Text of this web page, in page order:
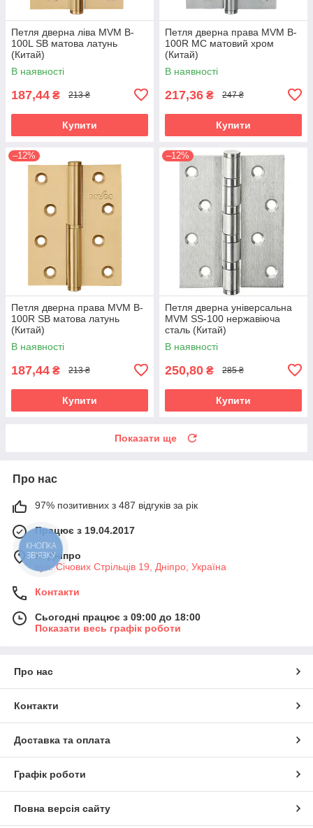
Петля дверна ліва MVM B-
100L SB матова латунь
(Китай)
В наявності
187,44 ₴ 213 ₴
Купити
Петля дверна права MVM B-
100R MC матовий хром
(Китай)
В наявності
217,36 ₴ 247 ₴
Купити
–12%
Петля дверна права MVM B-
100R SB матова латунь
(Китай)
В наявності
187,44 ₴ 213 ₴
Купити
–12%
Петля дверна універсальна
MVM SS-100 нержавіюча
сталь (Китай)
В наявності
250,80 ₴ 285 ₴
Купити
Показати ще
Про нас
97% позитивних з 487 відгуків за рік
Працює з 19.04.2017
м. Дніпро
вул. Січових Стрільців 19, Дніпро, Україна
Контакти
Сьогодні працює з 09:00 до 18:00
Показати весь графік роботи
Про нас
Контакти
Доставка та оплата
Графік роботи
Повна версія сайту
КНОПКА
ЗВ'ЯЗКУ